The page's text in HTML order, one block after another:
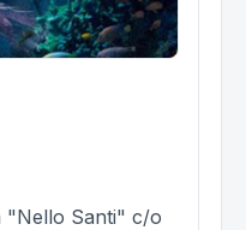
"Nello Santi" c/o